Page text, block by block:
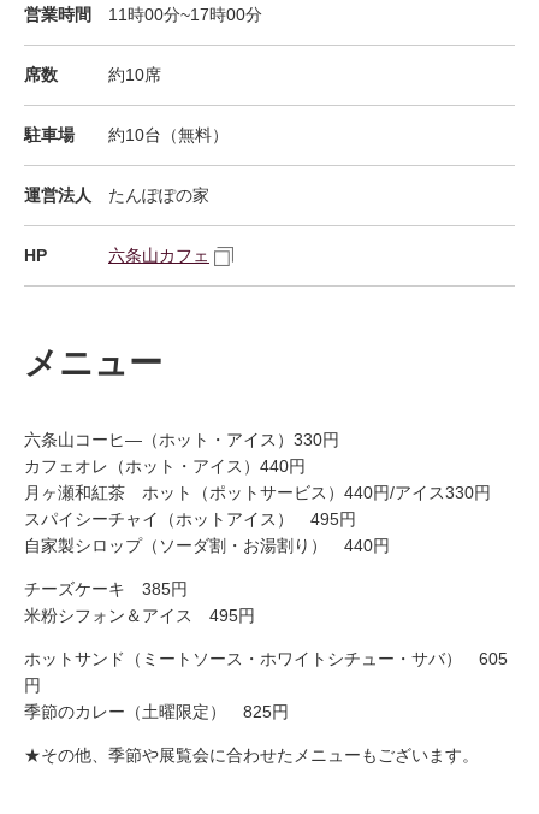
営業時間 11時00分~17時00分
席数 約10席
駐車場 約10台（無料）
運営法人 たんぽぽの家
HP 六条山カフェ
メニュー
六条山コーヒ―（ホット・アイス）330円
カフェオレ（ホット・アイス）440円
月ヶ瀬和紅茶 ホット（ポットサービス）440円/アイス330円
スパイシーチャイ（ホットアイス） 495円
自家製シロップ（ソーダ割・お湯割り） 440円
チーズケーキ 385円
米粉シフォン＆アイス 495円
ホットサンド（ミートソース・ホワイトシチュー・サバ） 605
円
季節のカレー（土曜限定） 825円
★その他、季節や展覧会に合わせたメニューもございます。